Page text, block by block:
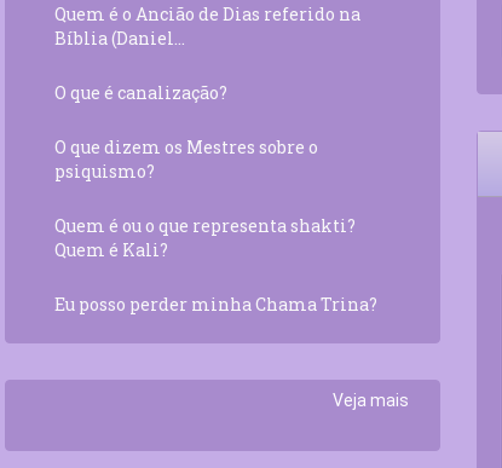
Quem é o Ancião de Dias referido na
Bíblia (Daniel...
O que é canalização?
O que dizem os Mestres sobre o
psiquismo?
Quem é ou o que representa shakti?
Quem é Kali?
Eu posso perder minha Chama Trina?
Veja mais